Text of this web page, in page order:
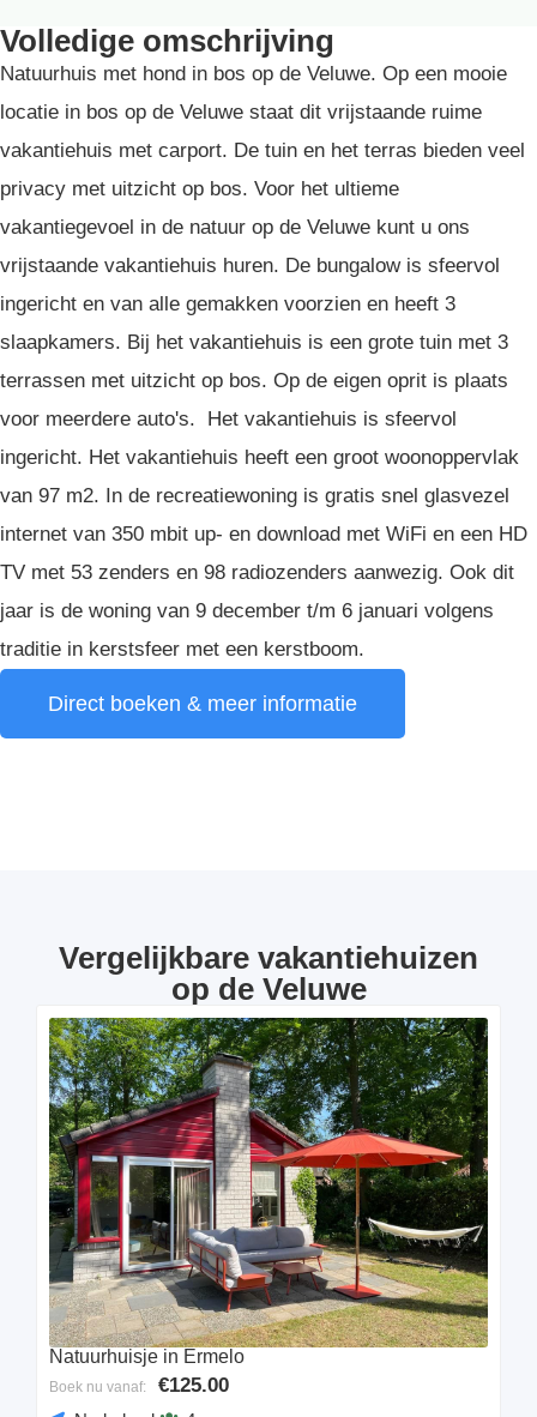
Volledige omschrijving
Natuurhuis met hond in bos op de Veluwe. Op een mooie
locatie in bos op de Veluwe staat dit vrijstaande ruime
vakantiehuis met carport. De tuin en het terras bieden veel
privacy met uitzicht op bos. Voor het ultieme
vakantiegevoel in de natuur op de Veluwe kunt u ons
vrijstaande vakantiehuis huren. De bungalow is sfeervol
ingericht en van alle gemakken voorzien en heeft 3
slaapkamers. Bij het vakantiehuis is een grote tuin met 3
terrassen met uitzicht op bos. Op de eigen oprit is plaats
voor meerdere auto's. Het vakantiehuis is sfeervol
ingericht. Het vakantiehuis heeft een groot woonoppervlak
van 97 m2. In de recreatiewoning is gratis snel glasvezel
internet van 350 mbit up- en download met WiFi en een HD
TV met 53 zenders en 98 radiozenders aanwezig. Ook dit
jaar is de woning van 9 december t/m 6 januari volgens
traditie in kerstsfeer met een kerstboom.
Direct boeken & meer informatie
Vergelijkbare vakantiehuizen
op de Veluwe
Natuurhuisje in Ermelo
Boek nu vanaf: €125.00